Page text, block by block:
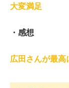
大変満足
・感想
広田さんが最高